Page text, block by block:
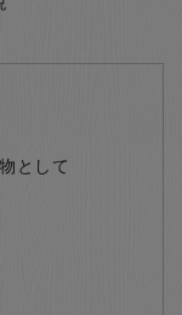
として